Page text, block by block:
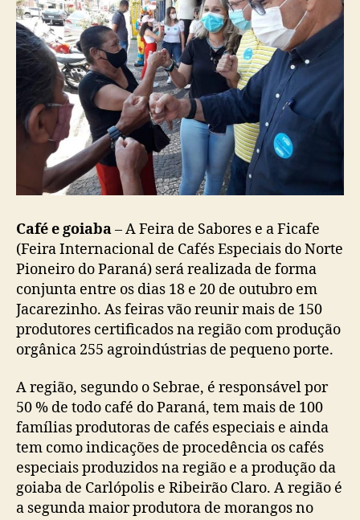
Café e goiaba– A Feira de Sabores e a Ficafe
(Feira Internacional de Cafés Especiais do Norte
Pioneiro do Paraná) será realizada de forma
conjunta entre os dias 18 e 20 de outubro em
Jacarezinho. As feiras vão reunir mais de 150
produtores certificados na região com produção
orgânica 255 agroindústrias de pequeno porte.
A região, segundo o Sebrae, é responsável por
50 % de todo café do Paraná, tem mais de 100
famílias produtoras de cafés especiais e ainda
tem como indicações de procedência os cafés
especiais produzidos na região e a produção da
goiaba de Carlópolis e Ribeirão Claro. A região é
a segunda maior produtora de morangos no